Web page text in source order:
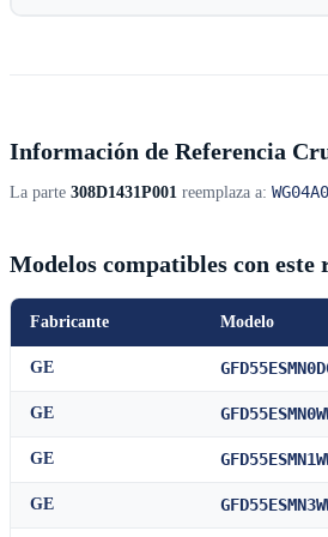
Información de Referencia
La parte 308D1431P001 reemplaza a:
Modelos compatibles con este
Fabricante Modelo
GE
GE
GE
GE